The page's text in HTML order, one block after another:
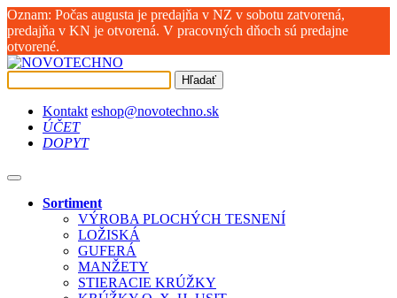
Oznam: Počas augusta je predajňa v NZ v sobotu zatvorená,
predajňa v KN je otvorená. V pracovných dňoch sú predajne
otvorené.
Hľadať
Kontakt eshop@novotechno.sk
ÚČET
DOPYT
Sortiment
VÝROBA PLOCHÝCH TESNENÍ
LOŽISKÁ
GUFERÁ
MANŽETY
STIERACIE KRÚŽKY